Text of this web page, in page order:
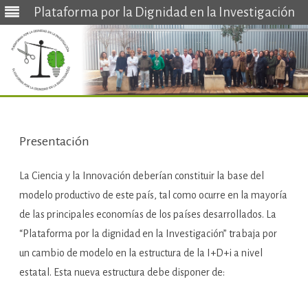
Plataforma por la Dignidad en la Investigación
Presentación
La Ciencia y la Innovación deberían constituir la base del
modelo productivo de este país, tal como ocurre en la mayoría
de las principales economías de los países desarrollados. La
“Plataforma por la dignidad en la Investigación” trabaja por
un cambio de modelo en la estructura de la I+D+i a nivel
estatal. Esta nueva estructura debe disponer de: